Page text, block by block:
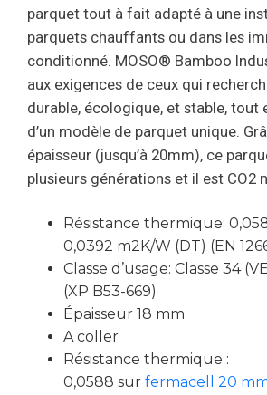
parquet tout à fait adapté à une
parquets chauffants ou dans les
conditionné. MOSO® Bamboo
aux exigences de ceux qui
durable, écologique, et stable, tout
d’un modèle de parquet unique.
épaisseur (jusqu’à 20mm), ce
plusieurs générations et il est CO2
Résistance thermique:
0,0392 m2K/W (DT) (EN
Classe d’usage: Classe 34
(XP B53-669)
Épaisseur 18 mm
A coller
Résistance thermique :
0,0588 sur fermacell 20